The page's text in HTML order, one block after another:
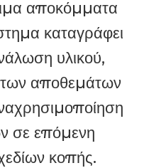
αποκόμματα
καταγράφει
υλικού,
αποθεμάτων
σε επόμενη
κοπής.